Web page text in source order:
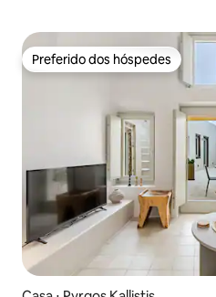
Preferido dos hóspedes
Preferido dos hóspedes